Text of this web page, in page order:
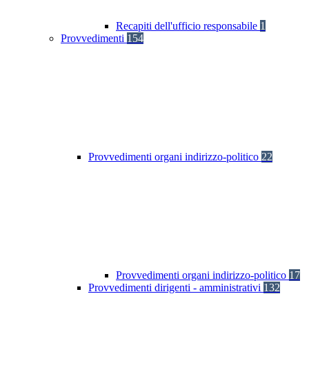
Recapiti dell'ufficio responsabile 1
Provvedimenti 154
Provvedimenti organi indirizzo-politico 22
Provvedimenti organi indirizzo-politico 17
Provvedimenti dirigenti - amministrativi 132